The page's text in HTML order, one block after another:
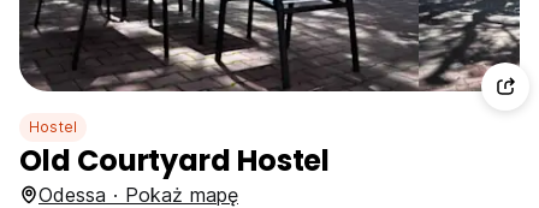
Hostel
Old Courtyard Hostel
Odessa · Pokaż mapę